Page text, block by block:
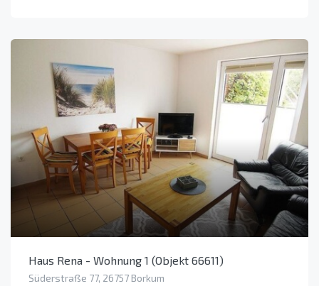
Haus Rena - Wohnung 1 (Objekt 66611)
Süderstraße 77, 26757 Borkum